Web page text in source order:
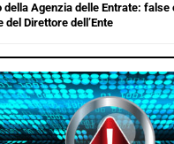
della Agenzia delle Entrate: false
del Direttore dell’Ente